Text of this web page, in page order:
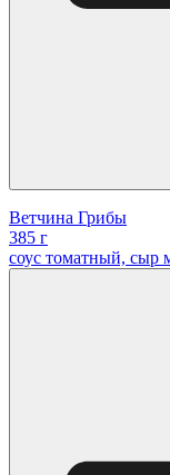
Ветчина Грибы
385 г
соус томатный, сыр